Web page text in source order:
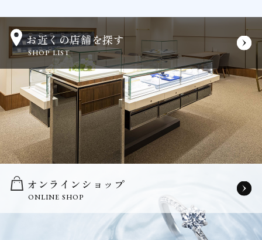
お近くの店舗を探す
SHOP LIST
オンラインショップ
ONLINE SHOP